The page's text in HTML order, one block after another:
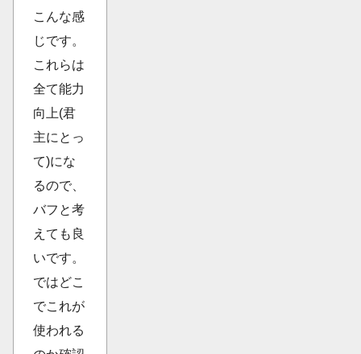
こんな感
じです。
これらは
全て能力
向上(君
主にとっ
て)にな
るので、
バフと考
えても良
いです。
ではどこ
でこれが
使われる